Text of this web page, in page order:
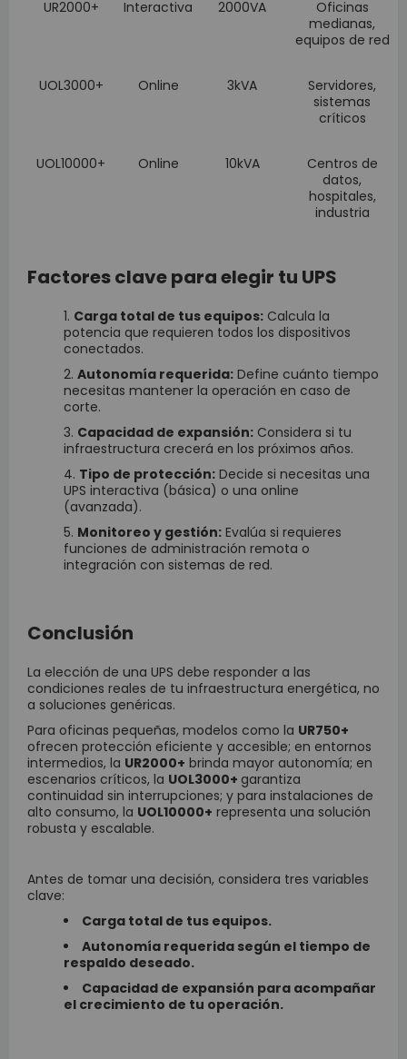
UR2000+ Interactiva 2000VA
Oficinas
medianas,
equipos de red
UOL3000+ Online 3kVA
Servidores,
sistemas
críticos
UOL10000+ Online 10kVA
Centros de
datos,
hospitales,
industria
Factores clave para elegir tu UPS
Carga total de tus equipos: Calcula la
potencia que requieren todos los dispositivos
conectados.
Autonomía requerida: Define cuánto tiempo
necesitas mantener la operación en caso de
corte.
Capacidad de expansión: Considera si tu
infraestructura crecerá en los próximos años.
Tipo de protección: Decide si necesitas una
UPS interactiva (básica) o una online
(avanzada).
Monitoreo y gestión: Evalúa si requieres
funciones de administración remota o
integración con sistemas de red.
Conclusión
La elección de una UPS debe responder a las
condiciones reales de tu infraestructura energética, no
a soluciones genéricas.
Para oficinas pequeñas, modelos como la UR750+
ofrecen protección eficiente y accesible; en entornos
intermedios, la UR2000+ brinda mayor autonomía; en
escenarios críticos, la UOL3000+ garantiza
continuidad sin interrupciones; y para instalaciones de
alto consumo, la UOL10000+ representa una solución
robusta y escalable.
Antes de tomar una decisión, considera tres variables
clave:
Carga total de tus equipos.
Autonomía requerida según el tiempo de
respaldo deseado.
Capacidad de expansión para acompañar
el crecimiento de tu operación.